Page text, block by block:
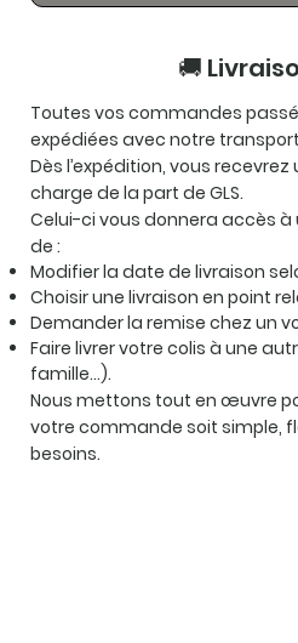
🚚
Toutes vos commandes
expédiées avec notre
Dès l’expédition, vous
charge de la part de GLS.
Celui-ci vous donnera accès
de :
Modifier la date de livraison
Choisir une livraison en point
Demander la remise chez un
Faire livrer votre colis à une
famille…).
Nous mettons tout en œuvre
votre commande soit simple,
besoins.